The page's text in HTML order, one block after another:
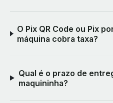
O Pix QR Code ou Pix
máquina cobra taxa?
Qual é o prazo de
maquininha?